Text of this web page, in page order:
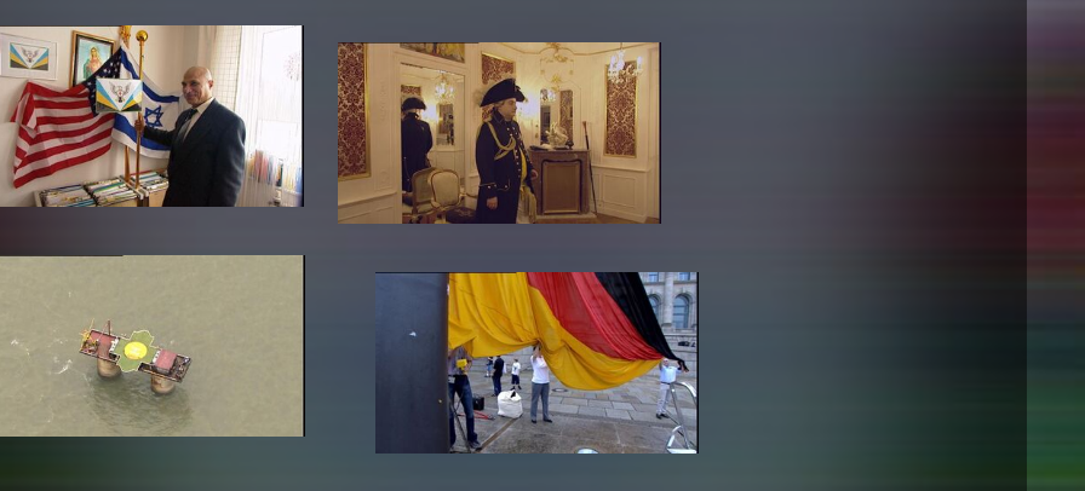
Bücher
Zeitschriften
Sounds
Semesterapparate
KHM Verlag
KHM Journal
Empfehlungen
Neuerwerbungen
Publikationen Lehrende
Top 10 Ausleihe
Rara
Das KHM Logo
Gleichstellung
Nützliche Hilfen / Kontakte
Förderpreis für FLINTA*
Studium mit Kind
Antidiskriminierung
Ombudsstellen
Freunde der KHM e.V.
Partner
In Erinnerung
Meldestelle Hinweisgeberschutzgesetz
AGG-Beschwerdestelle